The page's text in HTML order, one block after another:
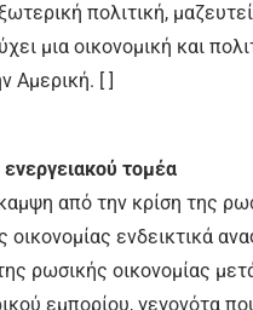
πολιτική,
μια οικονομική και
Αμερική. [ ]
τομέα
από την κρίση της
ενδεικτικά
ρωσικής οικονομίας
εμπορίου, γεγονότα